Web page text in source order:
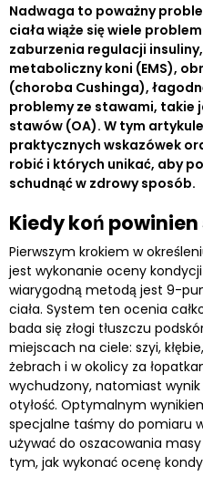
Nadwaga to poważny
ciała wiąże się wiele
zaburzenia regulacji
metaboliczny koni (EMS),
(choroba Cushinga),
problemy ze stawami, takie
stawów (OA). W tym
praktycznych wskazówek
robić i których unikać, aby
schudnąć w zdrowy sposób.
Kiedy koń
Pierwszym krokiem w
jest wykonanie oceny kondycji
wiarygodną metodą jest 9-
ciała. System ten ocenia
bada się złogi tłuszczu
miejscach na ciele: szyi,
żebrach i w okolicy za
wychudzony, natomiast
otyłość. Optymalnym
specjalne taśmy do pomiaru
używać do oszacowania masy
tym, jak wykonać ocenę